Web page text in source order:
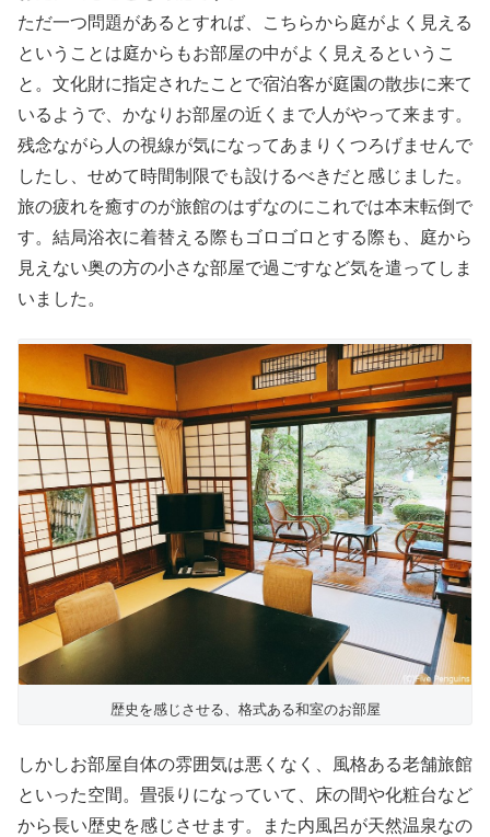
ただ一つ問題があるとすれば、こちらから庭がよく見える
ということは庭からもお部屋の中がよく見えるというこ
と。文化財に指定されたことで宿泊客が庭園の散歩に来て
いるようで、かなりお部屋の近くまで人がやって来ます。
残念ながら人の視線が気になってあまりくつろげませんで
したし、せめて時間制限でも設けるべきだと感じました。
旅の疲れを癒すのが旅館のはずなのにこれでは本末転倒で
す。結局浴衣に着替える際もゴロゴロとする際も、庭から
見えない奥の方の小さな部屋で過ごすなど気を遣ってしま
いました。
歴史を感じさせる、格式ある和室のお部屋
しかしお部屋自体の雰囲気は悪くなく、風格ある老舗旅館
といった空間。畳張りになっていて、床の間や化粧台など
から長い歴史を感じさせます。また内風呂が天然温泉なの